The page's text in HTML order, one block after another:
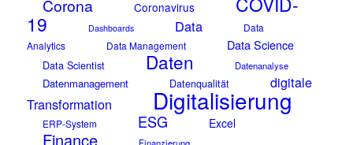
Corona Coronavirus
19 Dashboards Data
Data
Analytics
Data Management Data Science
Data Scientist Daten Datenanalyse
Datenmanagement Datenqualität
digitale
Transformation
Digitalisierung
ERP-System ESG Excel
Finance